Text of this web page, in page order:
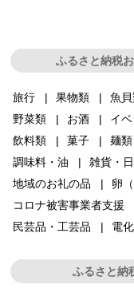
ふるさと納税
旅行 果物類 魚
野菜類
お酒 イ
飲料類
菓子 麺類
調味料・油
雑貨・
地域のお礼の品
卵
コロナ被害事業者支援
民芸品・工芸品
電
ふるさと納